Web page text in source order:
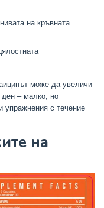
на кръвната
може да увеличи
ден – малко, но
упражнения с течение
на